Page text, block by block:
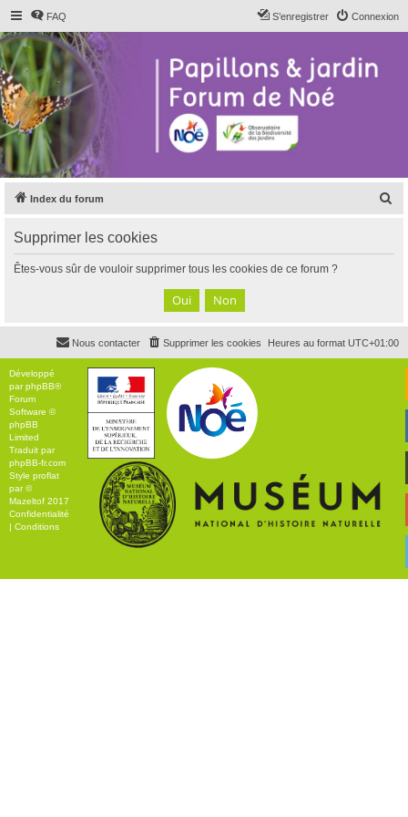
FAQ Connexion
S’enregistrer
Index du forum
c
Supprimer les cookies
Êtes-vous sûr de vouloir supprimer tous les cookies de ce forum ?
Heures au format UTC+01:00
Supprimer les cookies
Nous contacter
Développé
parphpBB®
Forum
Software ©
phpBB
Limited
Traduit par
phpBB-fr.com
Style proflat
par ©
Mazeltof 2017
Confidentialité
| Conditions